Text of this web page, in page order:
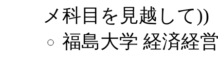
メ科目を見越して))
福島大学 経済経